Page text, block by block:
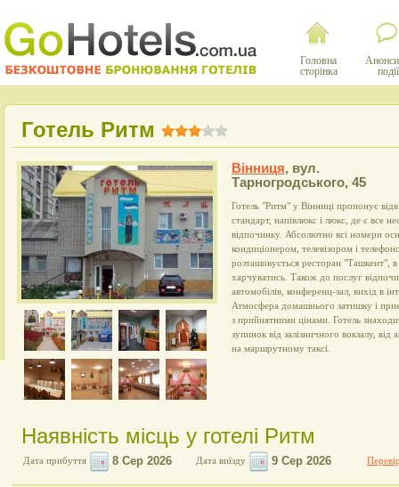
Головна
сторінка
події
Готель Ритм
Вінниця, вул.
Тарногродського, 45
Готель "Ритм" у Вінниці пропонує
стандарт, напівлюкс і люкс, де є все
відпочинку. Абсолютно всі номери
кондиціонером, телевізором і
розташовується ресторан "Ташкент",
харчуватись. Також до послуг
автомобілів, конференц-зал, вихід в
Атмосфера домашнього затишку і
з прийнятними цінами. Готель
зупинок від залізничного вокзалу,
на маршрутному таксі.
Наявність місць у готелі Ритм
Дата прибуття Дата виїзду